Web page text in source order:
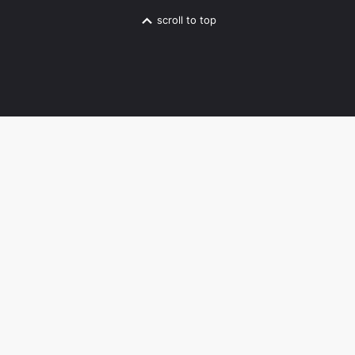
scroll to top